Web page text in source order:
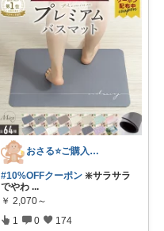
おさる⭐ご購入感謝🐹
#10%OFFクーポン ❇️サラサラ
でやわ ...
￥ 2,070～
1 0 174